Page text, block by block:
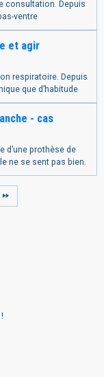
consultation. Depuis
ventre
et agir
respiratoire. Depuis
que d’habitude
- cas
d’une prothèse de
ne se sent pas bien.